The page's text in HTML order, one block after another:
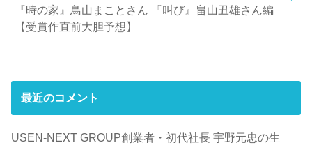
『時の家』鳥山まことさん 『叫び』畠山丑雄さん編
【受賞作直前大胆予想】
最近のコメント
USEN-NEXT GROUP創業者・初代社長 宇野元忠の生